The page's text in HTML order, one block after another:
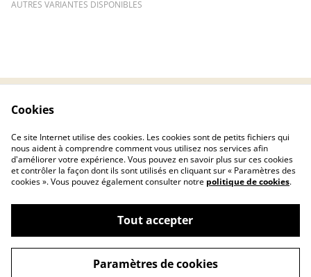
AUTRES VARIANTES DISPONIBLES
Politique de
confidentialité
Politique de cookies
©2026Chryscreativ
powered by
Cookies
Ce site Internet utilise des cookies. Les cookies sont de petits fichiers qui
nous aident à comprendre comment vous utilisez nos services afin
d'améliorer votre expérience. Vous pouvez en savoir plus sur ces cookies
et contrôler la façon dont ils sont utilisés en cliquant sur « Paramètres des
cookies ». Vous pouvez également consulter notre politique de cookies.
Tout accepter
Paramètres de cookies